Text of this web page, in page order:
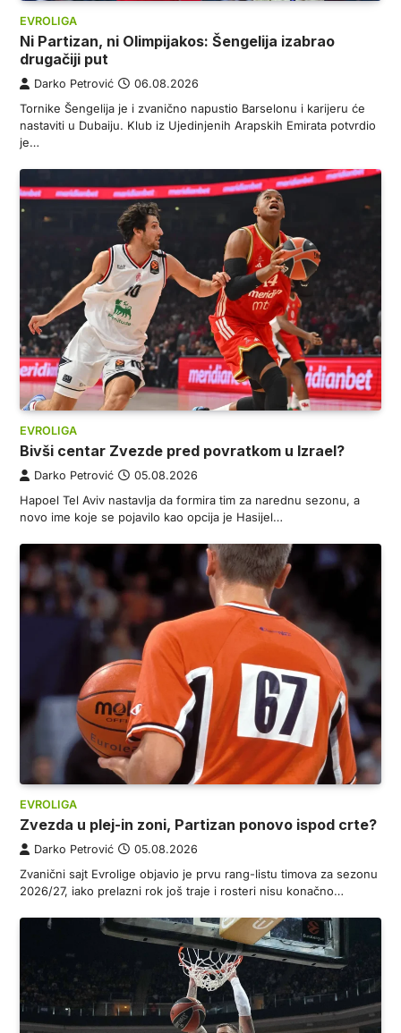
EVROLIGA
Ni Partizan, ni Olimpijakos: Šengelija izabrao
drugačiji put
Darko Petrović 06.08.2026
Tornike Šengelija je i zvanično napustio Barselonu i karijeru će
nastaviti u Dubaiju. Klub iz Ujedinjenih Arapskih Emirata potvrdio
je…
EVROLIGA
Bivši centar Zvezde pred povratkom u Izrael?
Darko Petrović 05.08.2026
Hapoel Tel Aviv nastavlja da formira tim za narednu sezonu, a
novo ime koje se pojavilo kao opcija je Hasijel…
EVROLIGA
Zvezda u plej-in zoni, Partizan ponovo ispod crte?
Darko Petrović 05.08.2026
Zvanični sajt Evrolige objavio je prvu rang-listu timova za sezonu
2026/27, iako prelazni rok još traje i rosteri nisu konačno…